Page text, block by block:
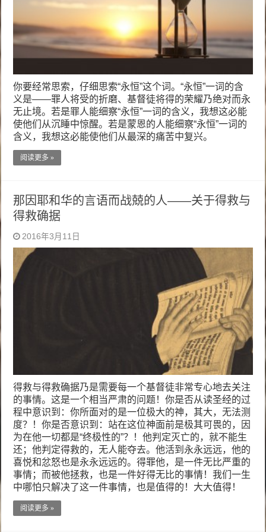
你要经常思索，仔细思索“永恒”这个词。“永恒”一词的含
义是——罪人将受的折磨、基督徒将得的荣耀乃绝对而永
无止境。若是罪人能细察“永恒”一词的含义，我想这必能
使他们从沉睡中惊醒。若是蒙恩的人能细察“永恒”一词的
含义，我想这必能使他们从最深的痛苦中复兴。
阅读更多 »
那因耶和华的言语而战兢的人——关于得救与
得救确据
2016年3月11日
得救与得救确据乃是需要每一个基督徒非常专心地去关注
的事情。这是一个相当严肃的问题！你是否从读圣经的过
程中意识到：你所面对的是一位极大的神，其大，无法测
度？！你是否意识到：站在这位神面前是极其可畏的，因
为在他一切都是“终极性的”？！他判定灭亡的，就不能生
还；他判定得救的，无人能夺去。他活到永永远远，他的
喜悦和忿怒也是永永远远的。得罪他，是一件无比严重的
事情；而被他拯救，也是一件好得无比的事情！我们一生
中哪怕只解决了这一件事情，也是值得的！大大值得！
阅读更多 »